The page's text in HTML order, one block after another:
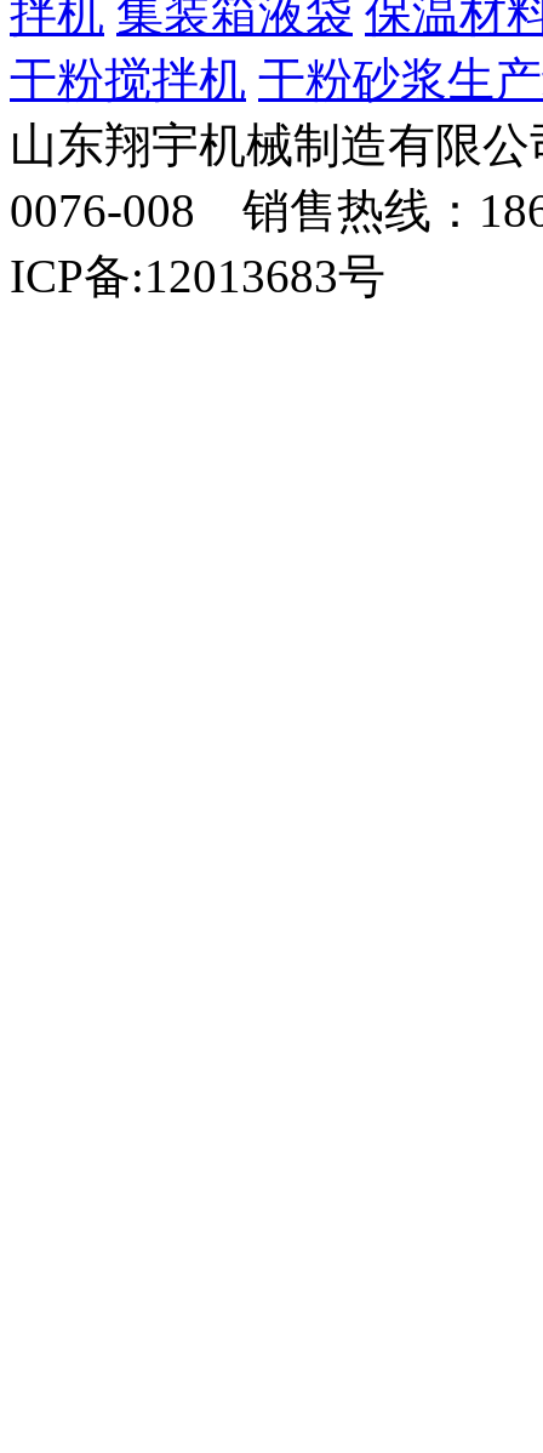
拌机 集装箱液袋 保温材
干粉搅拌机 干粉砂浆生
山东翔宇机械制造有限
0076-008 销售热线：
ICP备:12013683号